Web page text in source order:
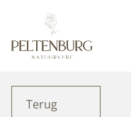
de
inhoud
Terug